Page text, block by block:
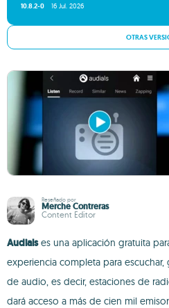
10.8.2-0 16 Jul. 2026
OTRAS
Reseñado por
Merche Contreras
Content Editor
Audialses una aplicación gratuita
experiencia completa para
de audio, es decir, estaciones de
dará acceso a más de cien mil